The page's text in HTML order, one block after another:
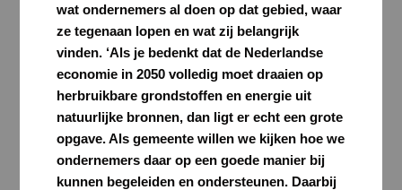
wat ondernemers al doen op dat gebied, waar
ze tegenaan lopen en wat zij belangrijk
vinden. ‘Als je bedenkt dat de Nederlandse
economie in 2050 volledig moet draaien op
herbruikbare grondstoffen en energie uit
natuurlijke bronnen, dan ligt er echt een grote
opgave. Als gemeente willen we kijken hoe we
ondernemers daar op een goede manier bij
kunnen begeleiden en ondersteunen. Daarbij